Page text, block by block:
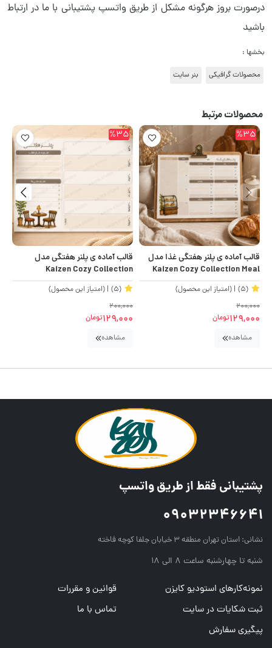
درصورت بروز هرگونه مشکل از طریق واتسپ پشتیبانی با ما در ارتباط
باشید
بخشها :
محصولات گرافیکی بنر سایت
محصولات مرتبط
%35
قالب آماده ی پلنر هفتگی غذا مدل
Kaizen Cozy Collection Meal
Planner
(5)
| (امتیاز این محصول)
200,000
129,000تومان
مشاهده
%35
قالب آماده ی پلنر هفتگی مدل
Kaizen Cozy Collection
(5)
| (امتیاز این محصول)
200,000
129,000تومان
مشاهده
پشتیبانی فقط از طریق واتسپ
09032346641
نشانی: استان تهران منطقه ۳ خیابان جلفا کوچه فاخته
شنبه تا چهارشنبه ساعت ۸ الی ۱۸
نمونه‌کارهای استودیو کایزن
قوانین و مقررات
ثبت شکایات در سایت
تماس با ما
پیگیری سفارش